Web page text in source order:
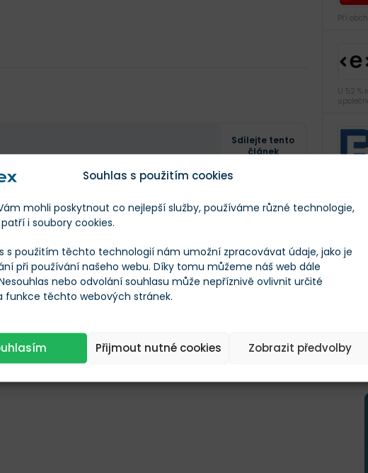
Souhlas s použitím cookies
mohli poskytnout co nejlepší služby, používáme různé technologie,
i soubory cookies.
s použitím těchto technologií nám umožní zpracovávat údaje, jako je
při používání našeho webu. Díky tomu můžeme náš web dále
nebo odvolání souhlasu může nepříznivě ovlivnit určité
funkce těchto webových stránek.
Přijmout nutné cookies Zobrazit předvolby
autoři stránek Finex.cz a další
Sdílejte tento
článek
Tweet
Při
U 52 %
U